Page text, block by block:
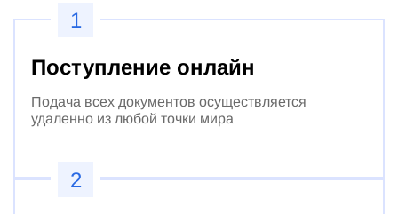
1
Поступление онлайн
Подача всех документов осуществляется
удаленно из любой точки мира
2